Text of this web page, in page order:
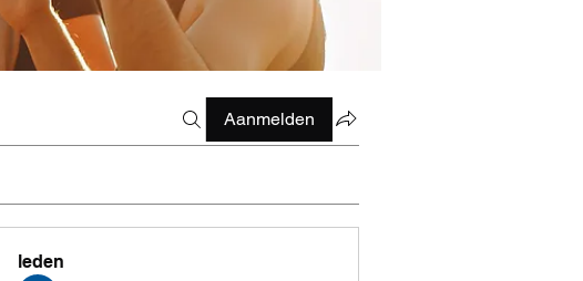
Aanmelden
leden